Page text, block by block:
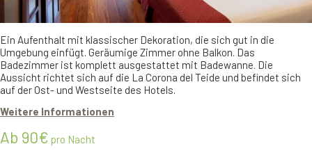
Ein Aufenthalt mit klassischer Dekoration, die sich gut in die
Umgebung einfügt. Geräumige Zimmer ohne Balkon. Das
Badezimmer ist komplett ausgestattet mit Badewanne. Die
Aussicht richtet sich auf die La Corona del Teide und befindet sich
auf der Ost- und Westseite des Hotels.
Weitere Informationen
Ab 90€ pro Nacht